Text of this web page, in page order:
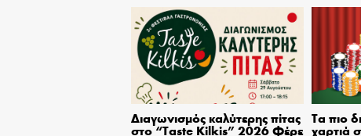
Διαγωνισμός καλύτερης πίτας
στο “Taste Kilkis” 2026 Φέρε
Τα πιο
χαρτιά